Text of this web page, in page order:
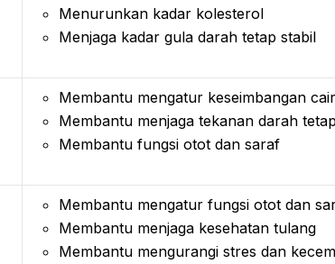
Menurunkan kadar kolesterol
Menjaga kadar gula darah tetap stabil
Membantu mengatur keseimbangan
Membantu menjaga tekanan darah
Membantu fungsi otot dan saraf
Membantu mengatur fungsi otot dan
Membantu menjaga kesehatan tulang
Membantu mengurangi stres dan